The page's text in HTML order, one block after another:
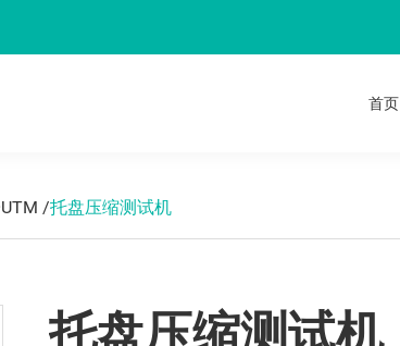
首页
/托盘压缩测试机
托盘压缩测试机